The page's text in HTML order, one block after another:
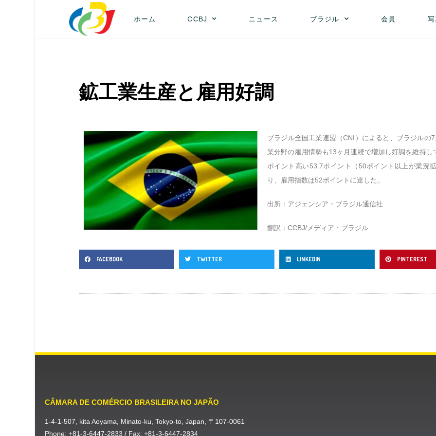
ホーム CCBJ ニュース ブラジル 会員
鉱工業生産と雇用好調
ブラジル全国工業連盟（CNI）によると、ブラジルの
業分野の雇用情勢も13ヶ月連続で増加し好調を維持
ポイント高い53.7ポイント（50ポイント以上が業況
り、雇用指数は52ポイントに達した。
出所：アジェンシア・ブラジル通信社
翻訳：CCBJ/メディア・ブラジル
FACEBOOK TWITTER LINKEDIN PINTEREST
CÂMARA DE COMÉRCIO BRASILEIRA NO JAPÃO
1-4-1-507, kita Aoyama, Minato-ku, Tokyo-to, Japan, 〒107-0061
Phone: +81-3-6447-2833 / Fax: +81-3-6447-2834